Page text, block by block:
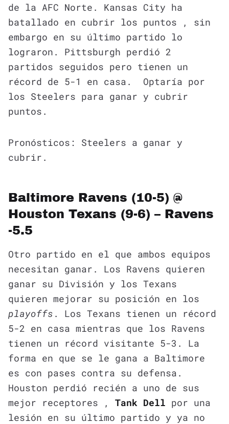
de la AFC Norte. Kansas City ha
batallado en cubrir los puntos , sin
embargo en su último partido lo
lograron. Pittsburgh perdió 2
partidos seguidos pero tienen un
récord de 5-1 en casa. Optaría por
los Steelers para ganar y cubrir
puntos.
Pronósticos: Steelers a ganar y
cubrir.
Baltimore Ravens (10-5) @
Houston Texans (9-6) – Ravens
-5.5
Otro partido en el que ambos equipos
necesitan ganar. Los Ravens quieren
ganar su División y los Texans
quieren mejorar su posición en los
playoffs . Los Texans tienen un récord
5-2 en casa mientras que los Ravens
tienen un récord visitante 5-3. La
forma en que se le gana a Baltimore
es con pases contra su defensa.
Houston perdió recién a uno de sus
mejor receptores , Tank Dell por una
lesión en su último partido y ya no